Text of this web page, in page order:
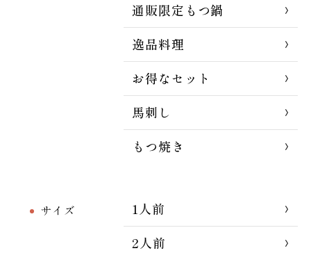
通販限定もつ鍋
逸品料理
お得なセット
馬刺し
もつ焼き
サイズ
1人前
2人前